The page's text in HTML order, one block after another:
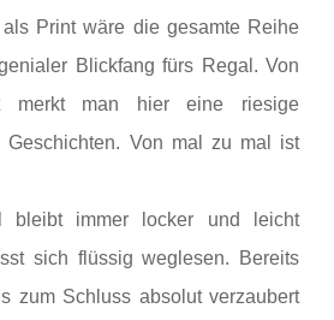
Print wäre die gesamte Reihe
Blickfang fürs Regal. Von
man hier eine riesige
Geschichten. Von mal zu mal ist
bleibt immer locker und leicht
sich flüssig weglesen. Bereits
zum Schluss absolut verzaubert